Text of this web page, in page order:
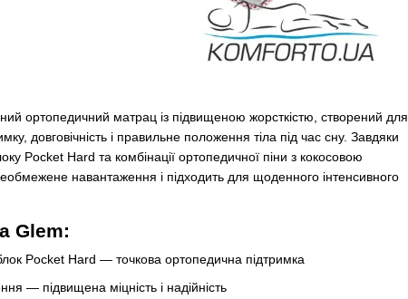
ортопедичний матрац із підвищеною жорсткістю, створений для
довговічність і правильне положення тіла під час сну. Завдяки
Pocket Hard та комбінації ортопедичної піни з кокосовою
навантаження і підходить для щоденного інтенсивного
Glem:
Pocket Hard — точкова ортопедична підтримка
— підвищена міцність і надійність